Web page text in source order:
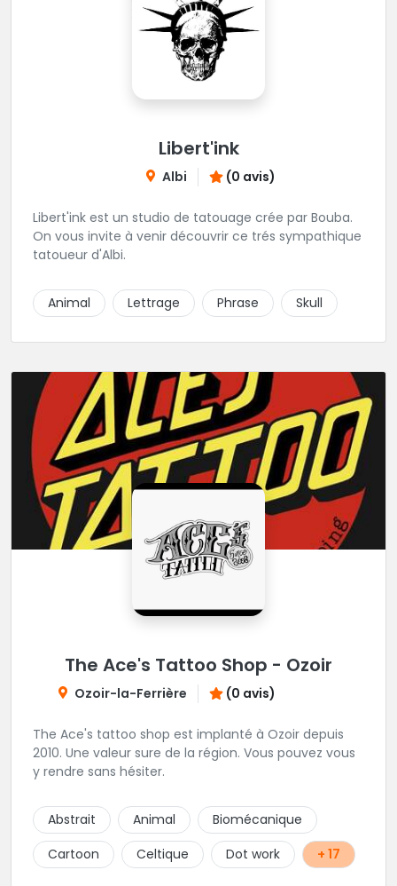
Libert'ink
Albi (0 avis)
Libert'ink est un studio de tatouage crée par Bouba.
On vous invite à venir découvrir ce trés sympathique
tatoueur d'Albi.
Animal Lettrage Phrase Skull
The Ace's Tattoo Shop - Ozoir
Ozoir-la-Ferrière (0 avis)
The Ace's tattoo shop est implanté à Ozoir depuis
2010. Une valeur sure de la région. Vous pouvez vous
y rendre sans hésiter.
Abstrait Animal
Biomécanique
Cartoon
Celtique Dot work + 17